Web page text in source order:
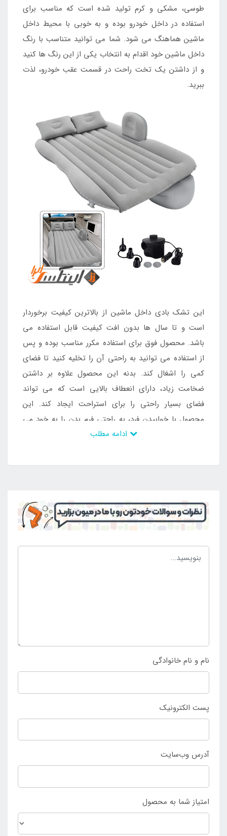
طوسی، مشکی و کرم تولید شده است که مناسب برای
استفاده در داخل خودرو بوده و به خوبی با محیط داخل
ماشین هماهنگ می شود. شما می توانید متناسب با رنگ
داخل ماشین خود اقدام به انتخاب یکی از این رنگ ها کنید
و از داشتن یک تخت راحت در قسمت عقب خودرو، لذت
ببرید.
این تشک بادی داخل ماشین از بالاترین کیفیت برخوردار
است و تا سال ها بدون افت کیفیت قابل استفاده می
باشد. محصول فوق برای استفاده مکرر مناسب بوده و پس
از استفاده می توانید به راحتی آن را تخلیه کنید تا فضای
کمی را اشغال کند. بدنه این محصول علاوه بر داشتن
ضخامت زیاد، دارای انعطاف بالایی است که می تواند
فضای بسیار راحتی را برای استراحت ایجاد کند. این
محصول با خوابیدن فرد، به راحتی فرم بدن را به خود می
گیرد و در زمان استراحت طولانی، هیچ فشاری به اندام ها و
در محیط های مختلف از خوابیدن بر روی آن لذت ببرید.
سطح این تشک از مخمل است که نرم و لطیف بوده و ضد
بادی در دماهای مختلف خیلی گرم و یا خیلی سرد نشود و
این محصول را به صورت حضوری تهیه کنید.
نام و نام خانوادگی
پست الکترونیک
آدرس وب‌سایت
امتیاز شما به محصول